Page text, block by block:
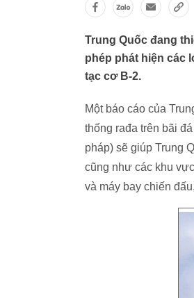
Trung Quốc đang
phép phát hiện các
tạc cơ B-2.
Một báo cáo của
thống rađa trên bãi
pháp) sẽ giúp Trung
cũng như các khu
và máy bay chiến